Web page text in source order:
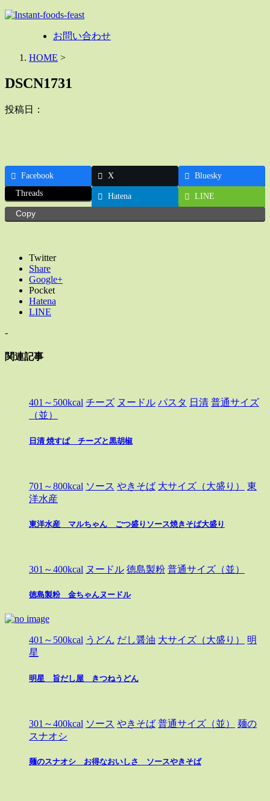
お問い合わせ
HOME >
DSCN1731
投稿日：
Facebook X
Bluesky
Threads
Hatena
LINE
Copy
Twitter
Share
Google+
Pocket
Hatena
LINE
-
関連記事
401～500kcal チーズ ヌードル パスタ 日清 普通サイズ
（並）
日清 焼すぱ チーズと黒胡椒
701～800kcal ソース やきそば 大サイズ（大盛り）
東
洋水産
東洋水産 マルちゃん ごつ盛りソース焼きそば大盛り
301～400kcal ヌードル 徳島製粉 普通サイズ（並）
徳島製粉 金ちゃんヌードル
401～500kcal うどん だし醤油 大サイズ（大盛り）
明
星
明星 旨だし屋 きつねうどん
301～400kcal ソース やきそば 普通サイズ（並）
麺の
スナオシ
麺のスナオシ お得なおいしさ ソースやきそば